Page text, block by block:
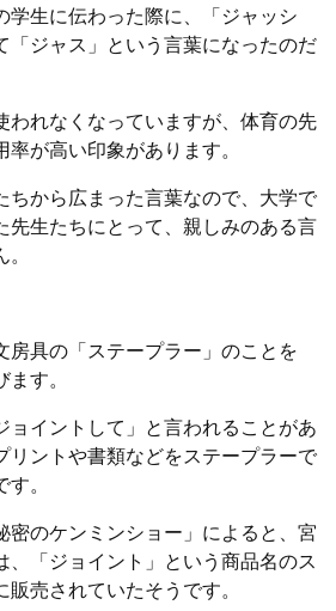
学生に伝わった際に、「ジャッシ
「ジャス」という言葉になったのだ
われなくなっていますが、体育の先
が高い印象があります。
ちから広まった言葉なので、大学で
先生たちにとって、親しみのある言
房具の「ステープラー」のことを
す。
ョイントして」と言われることがあ
リントや書類などをステープラーで
。
密のケンミンショー」によると、宮
、「ジョイント」という商品名のス
売されていたそうです。